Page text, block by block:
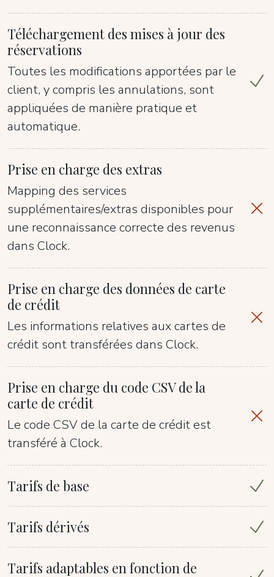
Téléchargement des mises à jour des
réservations
Toutes les modifications apportées par le
client, y compris les annulations, sont
appliquées de manière pratique et
automatique.
Prise en charge des extras
Mapping des services
supplémentaires/extras disponibles pour
une reconnaissance correcte des revenus
dans Clock.
Prise en charge des données de carte
de crédit
Les informations relatives aux cartes de
crédit sont transférées dans Clock.
Prise en charge du code CSV de la
carte de crédit
Le code CSV de la carte de crédit est
transféré à Clock.
Tarifs de base
Tarifs dérivés
Tarifs adaptables en fonction de